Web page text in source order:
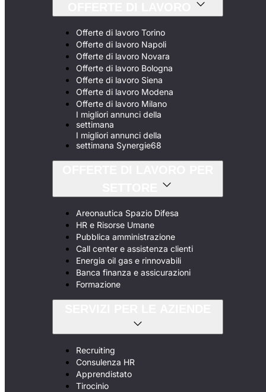
Offerte di lavoro Torino
Offerte di lavoro Napoli
Offerte di lavoro Novara
Offerte di lavoro Bologna
Offerte di lavoro Siena
Offerte di lavoro Modena
Offerte di lavoro Milano
I migliori annunci della
settimana
I migliori annunci della
settimana Synergie68
Areonautica Spazio Difesa
HR e Risorse Umane
Pubblica amministrazione
Call center e assistenza clienti
Energia oil gas e rinnovabili
Banca finanza e assicurazioni
Formazione
Recruiting
Consulenza HR
Apprendistato
Tirocinio